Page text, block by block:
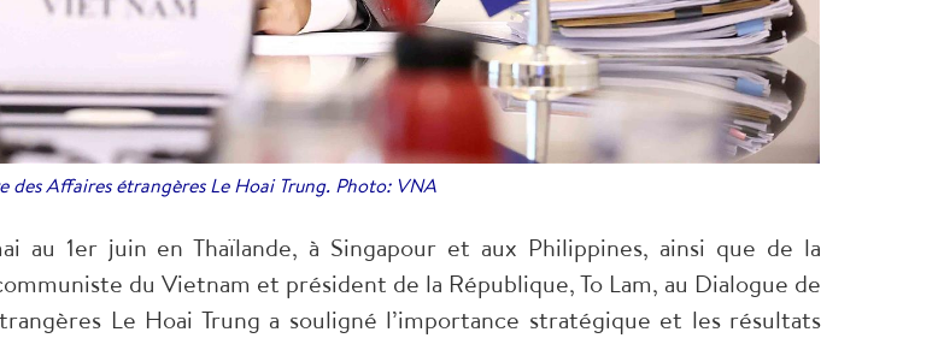
des Affaires étrangères Le Hoai Trung. Photo: VNA
au 1er juin en Thaïlande, à Singapour et aux Philippines, ainsi que de la
du Vietnam et président de la République, To Lam, au Dialogue de
Le Hoai Trung a souligné l’importance stratégique et les résultats